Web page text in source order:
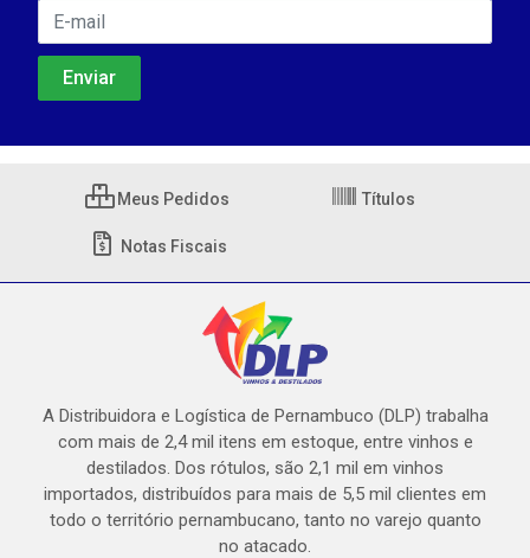
Meus Pedidos Títulos
Notas Fiscais
A Distribuidora e Logística de Pernambuco (DLP) trabalha
com mais de 2,4 mil itens em estoque, entre vinhos e
destilados. Dos rótulos, são 2,1 mil em vinhos
importados, distribuídos para mais de 5,5 mil clientes em
todo o território pernambucano, tanto no varejo quanto
no atacado.